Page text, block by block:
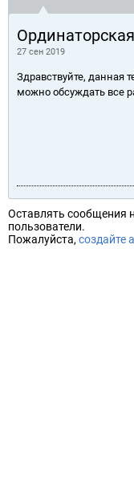
27 сен 2019
Здравствуйте, данная
можно обсуждать все
Оставлять сообщения
пользователи.
Пожалуйста, создайте